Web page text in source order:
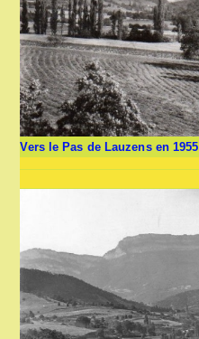
Vers le Pas de Lauzens en 1955